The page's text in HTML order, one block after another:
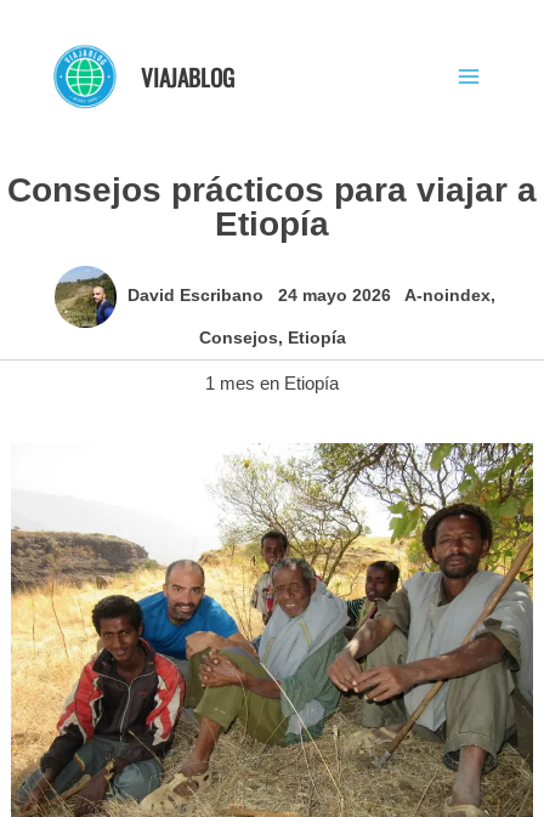
contenido
VIAJABLOG
Consejos prácticos para viajar a
Etiopía
David Escribano 24 mayo 2026 A-noindex,
Consejos, Etiopía
1 mes en Etiopía